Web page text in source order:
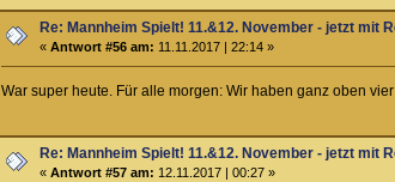
Re: Mannheim Spielt! 11.&12. November - jetzt mit
«Antwort #56 am: 11.11.2017 | 22:14 »
War super heute. Für alle morgen: Wir haben ganz oben
Re: Mannheim Spielt! 11.&12. November - jetzt mit
«Antwort #57 am: 12.11.2017 | 00:27 »